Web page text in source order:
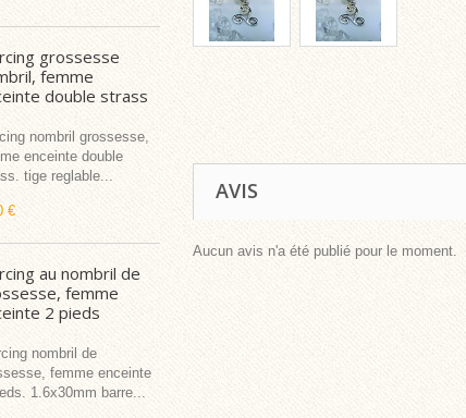
grossesse
femme
double strass
nombril grossesse,
enceinte double
tige reglable...
€
au nombril de
femme
2 pieds
nombril de
femme enceinte
1.6x30mm barre...
AVIS
Aucun avis n'a été publié pour le moment.